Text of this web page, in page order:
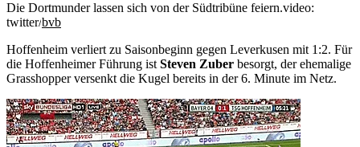
Die Dortmunder lassen sich von der Südtribüne feiern.video:
twitter/bvb
Hoffenheim verliert zu Saisonbeginn gegen Leverkusen mit 1:2. Für
die Hoffenheimer Führung ist Steven Zuber besorgt, der ehemalige
Grasshopper versenkt die Kugel bereits in der 6. Minute im Netz.